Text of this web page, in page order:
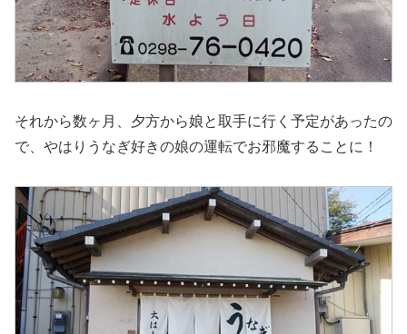
それから数ヶ月、夕方から娘と取手に行く予定があったの
で、やはりうなぎ好きの娘の運転でお邪魔することに！